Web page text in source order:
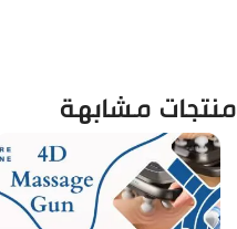
منتجات مشابهة